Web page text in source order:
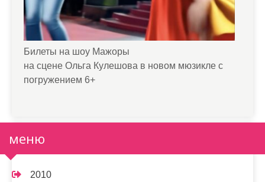
Билеты на шоу Мажоры
на сцене Ольга Кулешова в новом мюзикле с
погружением 6+
меню
2010